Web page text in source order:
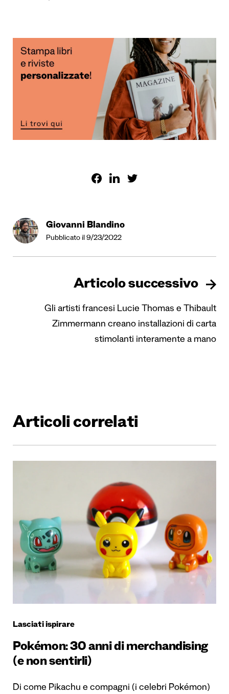
Giovanni Blandino
Pubblicato il 9/23/2022
Articolo successivo
Gli artisti francesi Lucie Thomas e Thibault
Zimmermann creano installazioni di carta
stimolanti interamente a mano
Articoli correlati
Lasciati ispirare
Pokémon: 30 anni di merchandising
(e non sentirli)
Di come Pikachu e compagni (i celebri Pokémon)